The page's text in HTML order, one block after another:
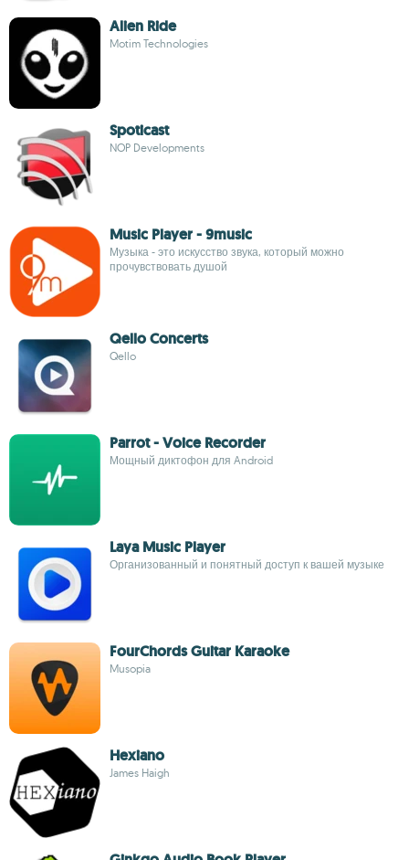
Alien Ride
Motim Technologies
Spoticast
NOP Developments
Music Player - 9music
Музыка - это искусство звука, который можно
прочувствовать душой
Qello Concerts
Qello
Parrot - Voice Recorder
Мощный диктофон для Android
Laya Music Player
Организованный и понятный доступ к вашей музыке
FourChords Guitar Karaoke
Musopia
Hexiano
James Haigh